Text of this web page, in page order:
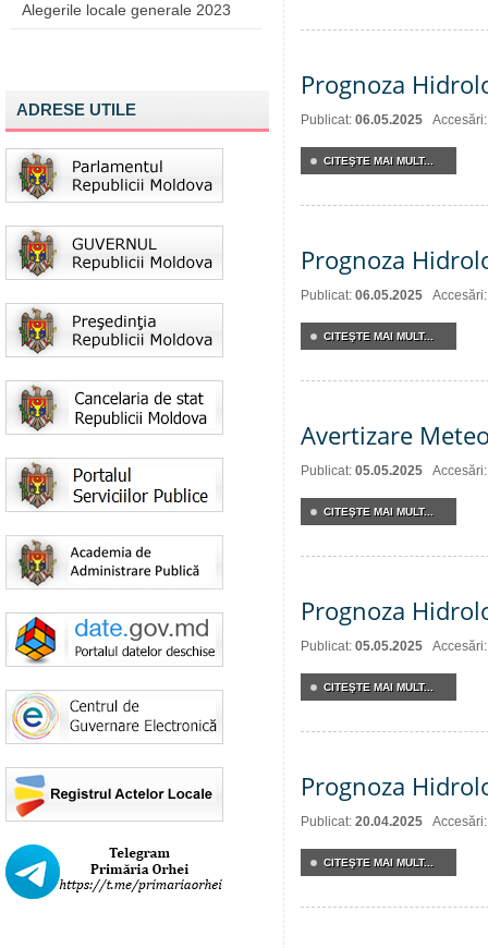
Alegerile locale generale 2023
ADRESE UTILE
Prognoza
Publicat: 06.05.2025
CITEŞTE MAI MULT...
Prognoza
Publicat: 06.05.2025
CITEŞTE MAI MULT...
Avertizare
Publicat: 05.05.2025
CITEŞTE MAI MULT...
Prognoza
Publicat: 05.05.2025
CITEŞTE MAI MULT...
Prognoza
Publicat: 20.04.2025
CITEŞTE MAI MULT...